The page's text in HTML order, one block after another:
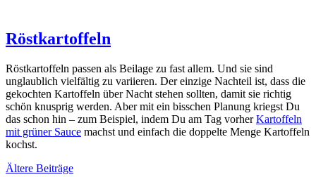
Röstkartoffeln
Röst­kar­tof­feln pas­sen als Bei­la­ge zu fast allem. Und sie sind
unglaub­lich viel­fäl­tig zu vari­ie­ren. Der ein­zi­ge Nach­teil ist, dass die
gekoch­ten Kar­tof­feln über Nacht ste­hen soll­ten, damit sie rich­tig
schön knusp­rig wer­den. Aber mit ein biss­chen Pla­nung kriegst Du
das schon hin – zum Bei­spiel, indem Du am Tag vor­herKar­tof­feln
mit grü­ner Sau­ce machst und ein­fach die dop­pel­te Men­ge Kar­tof­feln
kochst.
Ältere Beiträge